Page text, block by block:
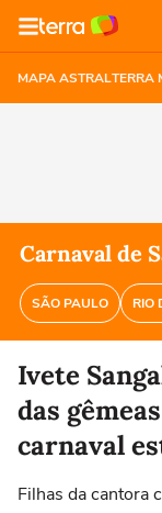
MAPA ASTRALTERRA
Carnaval de
SÃO PAULO RIO
Ivete
das
carnaval
Filhas da cantora